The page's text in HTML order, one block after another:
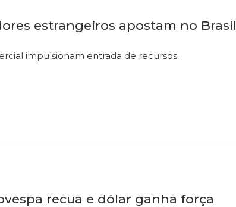
estrangeiros apostam no Brasil
impulsionam entrada de recursos.
recua e dólar ganha força